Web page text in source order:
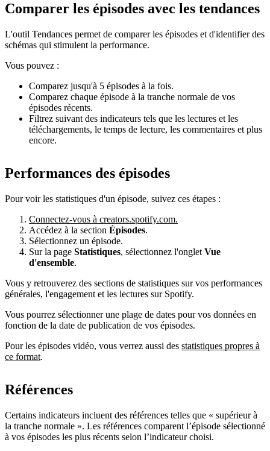
Comparer les épisodes avec les tendances
L'outil Tendances permet de comparer les épisodes et d'identifier des
schémas qui stimulent la performance.
Vous pouvez :
Comparez jusqu'à 5 épisodes à la fois.
Comparez chaque épisode à la tranche normale de vos
épisodes récents.
Filtrez suivant des indicateurs tels que les lectures et les
téléchargements, le temps de lecture, les commentaires et plus
encore.
Performances des épisodes
Pour voir les statistiques d'un épisode, suivez ces étapes :
Connectez-vous à creators.spotify.com.
Accédez à la section Épisodes.
Sélectionnez un épisode.
Sur la page Statistiques, sélectionnez l'onglet Vue
d'ensemble.
Vous y retrouverez des sections de statistiques sur vos performances
générales, l'engagement et les lectures sur Spotify.
Vous pourrez sélectionner une plage de dates pour vos données en
fonction de la date de publication de vos épisodes.
Pour les épisodes vidéo, vous verrez aussi des statistiques propres à
ce format.
Références
Certains indicateurs incluent des références telles que « supérieur à
la tranche normale ». Les références comparent l’épisode sélectionné
à vos épisodes les plus récents selon l’indicateur choisi.